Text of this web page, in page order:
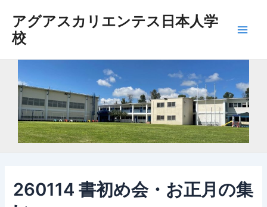
アグアスカリエンテス日本人学
校
260114 書初め会・お正月の集